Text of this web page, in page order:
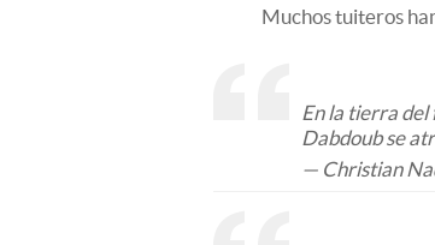
Muchos tuiteros
En la tierra
Dabdoub se
— Christian